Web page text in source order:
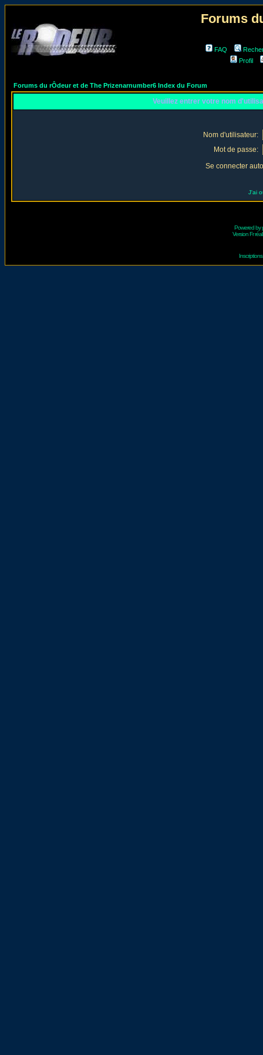
Forums
FAQ
Profil
Forums du rÔdeur et de The Prizenarnumber6 Index du Forum
Veuillez entrer votre nom
Nom d'utilisateur:
Mot de passe:
Se connecter
J'ai
Powered by
Version Fr